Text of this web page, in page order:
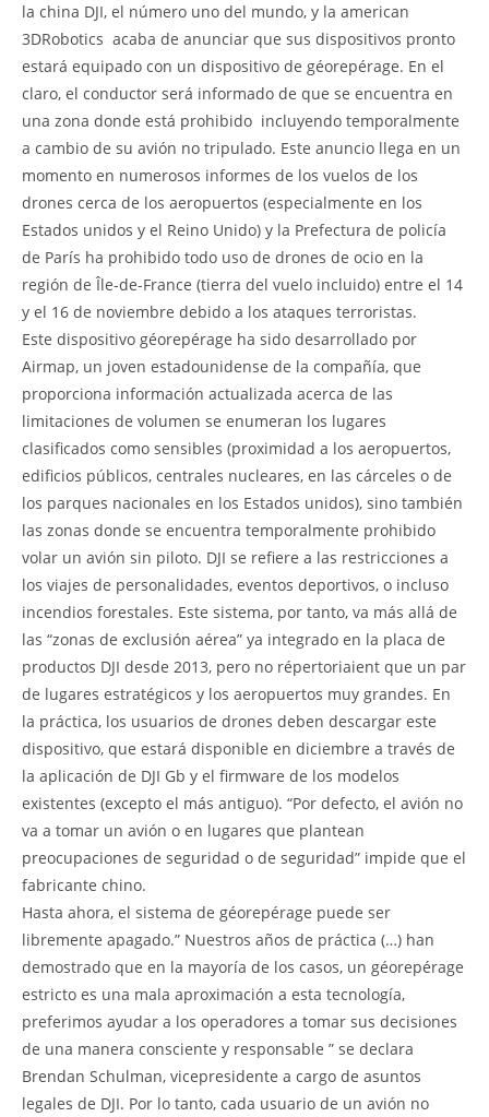
la china DJI, el número uno del mundo, y la american
3DRobotics  acaba de anunciar que sus dispositivos pronto
estará equipado con un dispositivo de géorepérage. En el
claro, el conductor será informado de que se encuentra en
una zona donde está prohibido  incluyendo temporalmente 
a cambio de su avión no tripulado. Este anuncio llega en un
momento en numerosos informes de los vuelos de los
drones cerca de los aeropuertos (especialmente en los
Estados unidos y el Reino Unido) y la Prefectura de policía
de París ha prohibido todo uso de drones de ocio en la
región de Île-de-France (tierra del vuelo incluido) entre el 14
y el 16 de noviembre debido a los ataques terroristas.
Este dispositivo géorepérage ha sido desarrollado por
Airmap, un joven estadounidense de la compañía, que
proporciona información actualizada acerca de las
limitaciones de volumen se enumeran los lugares
clasificados como sensibles (proximidad a los aeropuertos,
edificios públicos, centrales nucleares, en las cárceles o de
los parques nacionales en los Estados unidos), sino también
las zonas donde se encuentra temporalmente prohibido
volar un avión sin piloto. DJI se refiere a las restricciones a
los viajes de personalidades, eventos deportivos, o incluso
incendios forestales. Este sistema, por tanto, va más allá de
las “zonas de exclusión aérea” ya integrado en la placa de
productos DJI desde 2013, pero no répertoriaient que un par
de lugares estratégicos y los aeropuertos muy grandes. En
la práctica, los usuarios de drones deben descargar este
dispositivo, que estará disponible en diciembre a través de
la aplicación de DJI Gb y el firmware de los modelos
existentes (excepto el más antiguo). “Por defecto, el avión no
va a tomar un avión o en lugares que plantean
preocupaciones de seguridad o de seguridad” impide que el
fabricante chino.
Hasta ahora, el sistema de géorepérage puede ser
libremente apagado.” Nuestros años de práctica (…) han
demostrado que en la mayoría de los casos, un géorepérage
estricto es una mala aproximación a esta tecnología,
preferimos ayudar a los operadores a tomar sus decisiones
de una manera consciente y responsable ” se declara
Brendan Schulman, vicepresidente a cargo de asuntos
legales de DJI. Por lo tanto, cada usuario de un avión no